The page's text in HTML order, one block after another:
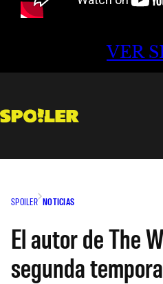
VER
SPOILER NOTICIAS
El autor de The
segunda